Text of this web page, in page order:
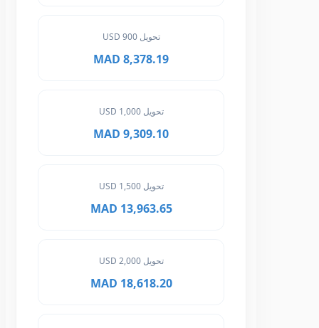
تحويل 900 USD
8,378.19 MAD
تحويل 1,000 USD
9,309.10 MAD
تحويل 1,500 USD
13,963.65 MAD
تحويل 2,000 USD
18,618.20 MAD